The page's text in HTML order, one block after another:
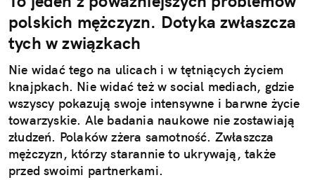
polskich mężczyzn. Dotyka zwłaszcza
tych w związkach
Nie widać tego na ulicach i w tętniących życiem
knajpkach. Nie widać też w social mediach, gdzie
wszyscy pokazują swoje intensywne i barwne życie
towarzyskie. Ale badania naukowe nie zostawiają
złudzeń. Polaków zżera samotność. Zwłaszcza
mężczyzn, którzy starannie to ukrywają, także
przed swoimi partnerkami.